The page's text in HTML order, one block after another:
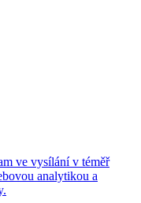
ve vysílání v téměř
analytikou a